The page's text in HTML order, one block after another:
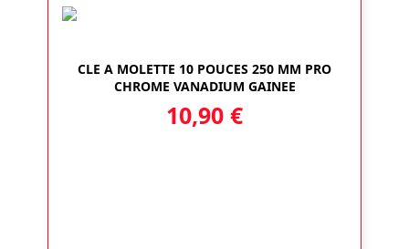
CLE A MOLETTE 10 POUCES 250 MM PRO
CHROME VANADIUM GAINEE
10,90 €